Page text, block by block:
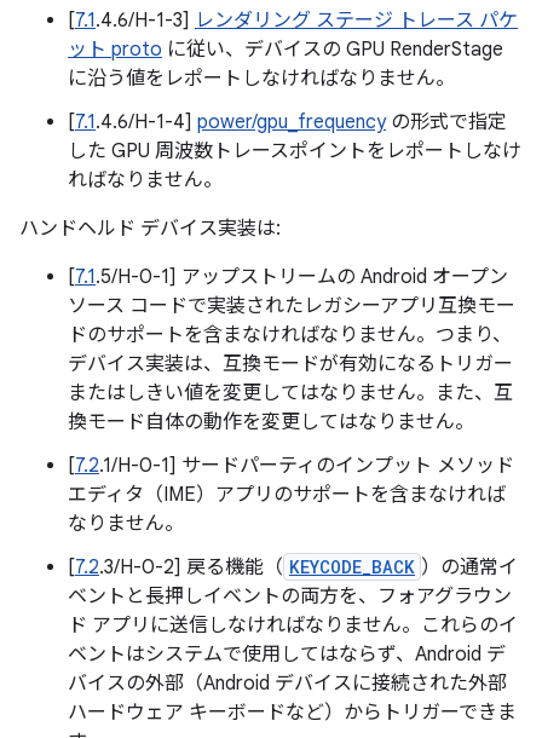
[7.1.4.6/H-1-3] レンダリング ステージ トレース パケ
ット proto に従い、デバイスの GPU RenderStage
に沿う値をレポートしなければなりません。
[7.1.4.6/H-1-4] power/gpu_frequencyの形式で指定
した GPU 周波数トレースポイントをレポートしなけ
ればなりません。
ハンドヘルド デバイス実装は:
[7.1.5/H-0-1] アップストリームの Android オープン
ソース コードで実装されたレガシーアプリ互換モー
ドのサポートを含まなければなりません。つまり、
デバイス実装は、互換モードが有効になるトリガー
またはしきい値を変更してはなりません。また、互
換モード自体の動作を変更してはなりません。
[7.2.1/H-0-1] サードパーティのインプット メソッド
エディタ（IME）アプリのサポートを含まなければ
なりません。
[7.2.3/H-0-2] 戻る機能（ KEYCODE_BACK ）の通常イ
ベントと長押しイベントの両方を、フォアグラウン
ド アプリに送信しなければなりません。これらのイ
ベントはシステムで使用してはならず、Android デ
バイスの外部（Android デバイスに接続された外部
ハードウェア キーボードなど）からトリガーできま